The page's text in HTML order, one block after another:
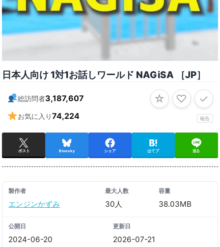
日本人向け 1対1お話しワールド NAGiSA ［JP］
総訪問者3,187,607
お気に入り74,224 報告
☆ ♡ ✓
ポスト Bluesky シェア はてブ 送る
製作者
エンジンかずみ
最大人数
30人
容量
38.03MB
公開日
2024-06-20
更新日
2026-07-21